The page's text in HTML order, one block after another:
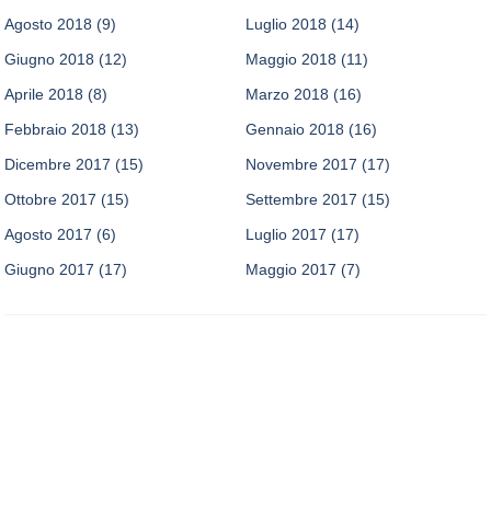
Agosto 2018 (9) Luglio 2018 (14)
Giugno 2018 (12) Maggio 2018 (11)
Aprile 2018 (8) Marzo 2018 (16)
Febbraio 2018 (13) Gennaio 2018 (16)
Dicembre 2017 (15) Novembre 2017 (17)
Ottobre 2017 (15) Settembre 2017 (15)
Agosto 2017 (6) Luglio 2017 (17)
Giugno 2017 (17) Maggio 2017 (7)